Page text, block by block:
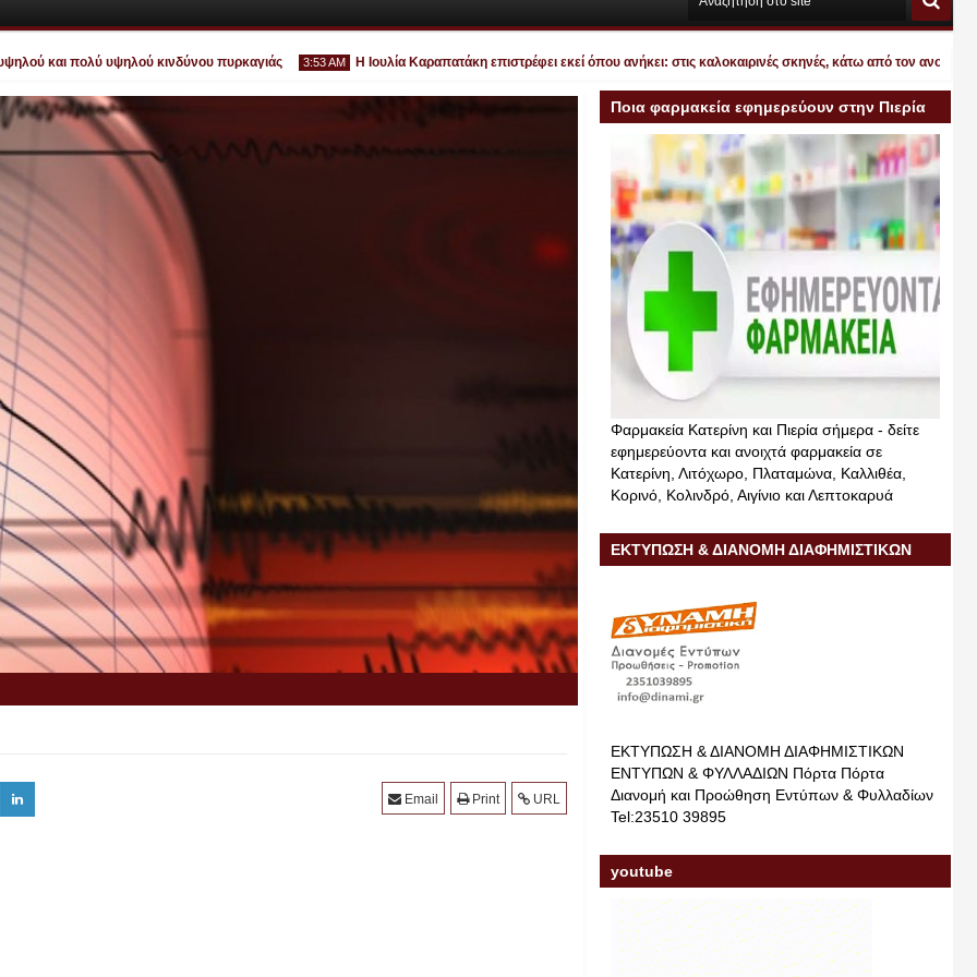
και πολύ υψηλού κινδύνου πυρκαγιάς 3:53 AM Η Ιουλία Καραπατάκη επιστρέφει εκεί όπου ανήκει: στις καλοκαιρινές σκηνές, κάτω από τον ανοιχτό
URL
Print
Email
Ποια φαρμακεία εφημερεύουν στην Πιερία
σήμερα
Φαρμακεία Κατερίνη και Πιερία σήμερα - δείτε
εφημερεύοντα και ανοιχτά φαρμακεία σε
Κατερίνη, Λιτόχωρο, Πλαταμώνα, Καλλιθέα,
Κορινό, Κολινδρό, Αιγίνιο και Λεπτοκαρυά
ΕΚΤΥΠΩΣΗ & ΔΙΑΝΟΜΗ ΔΙΑΦΗΜΙΣΤΙΚΩΝ
ΕΚΤΥΠΩΣΗ & ΔΙΑΝΟΜΗ ΔΙΑΦΗΜΙΣΤΙΚΩΝ
ΕΝΤΥΠΩΝ & ΦΥΛΛΑΔΙΩΝ Πόρτα Πόρτα
Διανομή και Προώθηση Εντύπων & Φυλλαδίων
Tel:23510 39895
youtube